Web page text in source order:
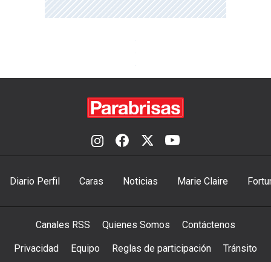
Diario Perfil Caras Noticias Marie Claire
Canales RSS Quienes Somos Contáctenos
Privacidad Equipo Reglas de participación Tránsito